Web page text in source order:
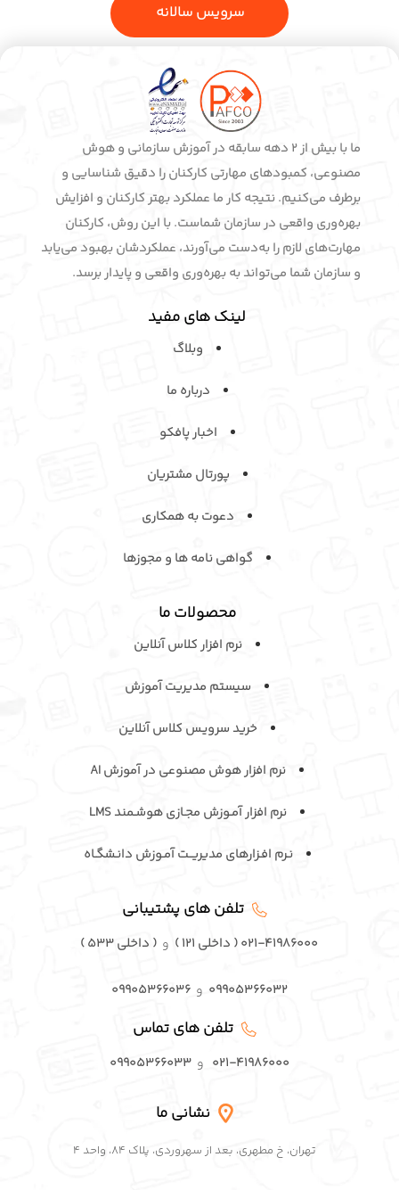
سرویس سالانه
ما با بیش از 2 دهه سابقه در آموزش سازمانی و هوش
مصنوعی، کمبودهای مهارتی کارکنان را دقیق شناسایی و
برطرف می‌کنیم. نتیجه کار ما عملکرد بهتر کارکنان و افزایش
بهره‌وری واقعی در سازمان شماست. با این روش، کارکنان
مهارت‌های لازم را به‌دست می‌آورند، عملکردشان بهبود می‌یابد
و سازمان شما می‌تواند به بهره‌وری واقعی و پایدار برسد.
لینک های مفید
وبلاگ
درباره ما
اخبار پافکو
پورتال مشتریان
دعوت به همکاری
گواهی نامه ها و مجوزها
محصولات ما
نرم افزار کلاس آنلاین
سیستم مدیریت آموزش
خرید سرویـس کلاس آنلاین
نرم افزار هوش مصنوعی در آموزش AI
نرم افزار آمـوزش مجـازی هوشـمند LMS
نـرم افـزارهای مدیریــت آمـوزش دانـشگـاه
تلفن های پشتیبانی
۰۲۱-۴۱۹۸۶۰۰۰ ( داخلی ۱۲۱ ) و ( داخلی ۵۳۳ )
۰۹۹۰۵۳۶۶۰۳۲ و۰۹۹۰۵۳۶۶۰۳۶
تلفن های تماس
۰۲۱-۴۱۹۸۶۰۰۰ و۰۹۹۰۵۳۶۶۰۳۳
نشانی ما
تهران، خ مطهری، بعد از سهروردی، پلاک ۸۴، واحد ۴